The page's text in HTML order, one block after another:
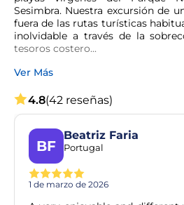
Sesimbra. Nuestra excursión de
fuera de las rutas turísticas
inolvidable a través de la
tesoros costero...
Ver Más
4.8(42 reseñas)
BF
Beatriz Faria
Portugal
1 de marzo de 2026